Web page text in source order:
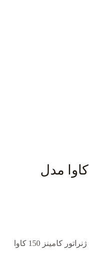
دیزل ژنراتور کامینز 150 کاوا مدل
/ دیزل ژنراتور کامینز 150 کاوا